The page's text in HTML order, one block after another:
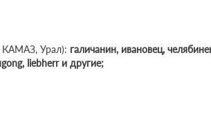
КАМАЗ, Урал): галичанин, ивановец,
liebherr и другие;